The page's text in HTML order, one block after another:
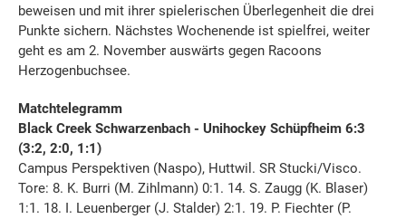
beweisen und mit ihrer spielerischen Überlegenheit die drei
Punkte sichern. Nächstes Wochenende ist spielfrei, weiter
geht es am 2. November auswärts gegen Racoons
Herzogenbuchsee.
Matchtelegramm
Black Creek Schwarzenbach - Unihockey Schüpfheim 6:3
(3:2, 2:0, 1:1)
Campus Perspektiven (Naspo), Huttwil. SR Stucki/Visco.
Tore: 8. K. Burri (M. Zihlmann) 0:1. 14. S. Zaugg (K. Blaser)
1:1. 18. I. Leuenberger (J. Stalder) 2:1. 19. P. Fiechter (P.